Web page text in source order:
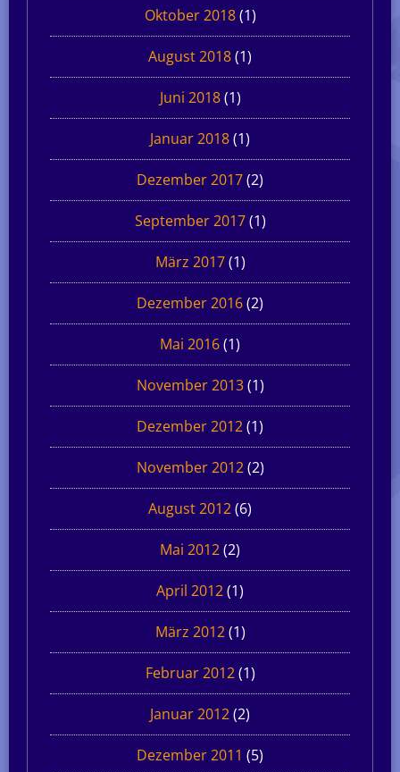
Oktober 2018(1)
August 2018(1)
Juni 2018(1)
Januar 2018(1)
Dezember 2017(2)
September 2017(1)
März 2017(1)
Dezember 2016(2)
Mai 2016(1)
November 2013(1)
Dezember 2012(1)
November 2012(2)
August 2012(6)
Mai 2012(2)
April 2012(1)
März 2012(1)
Februar 2012(1)
Januar 2012(2)
Dezember 2011 (5)